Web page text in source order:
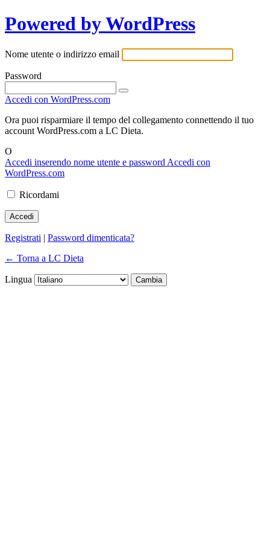
Powered by WordPress
Nome utente o indirizzo email
Password
Accedi con WordPress.com
Ora puoi risparmiare il tempo del collegamento connettendo il tuo
account WordPress.com a LC Dieta.
O
Accedi inserendo nome utente e password Accedi con
WordPress.com
Ricordami
Registrati | Password dimenticata?
← Torna a LC Dieta
Lingua